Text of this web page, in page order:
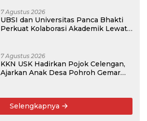
7 Agustus 2026
UBSI dan Universitas Panca Bhakti
Perkuat Kolaborasi Akademik Lewat
7 Agustus 2026
KKN USK Hadirkan Pojok Celengan,
Ajarkan Anak Desa Pohroh Gemar
Selengkapnya